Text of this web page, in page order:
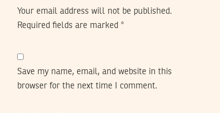
Your email address will not be published.
Required fields are marked *
Save my name, email, and website in this
browser for the next time I comment.